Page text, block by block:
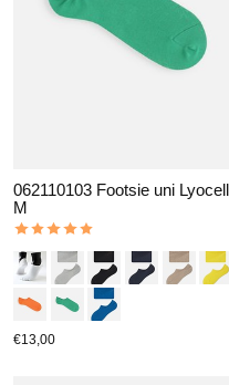
062110103 Footsie uni Lyocell
M
The rating of this product is
€13,00